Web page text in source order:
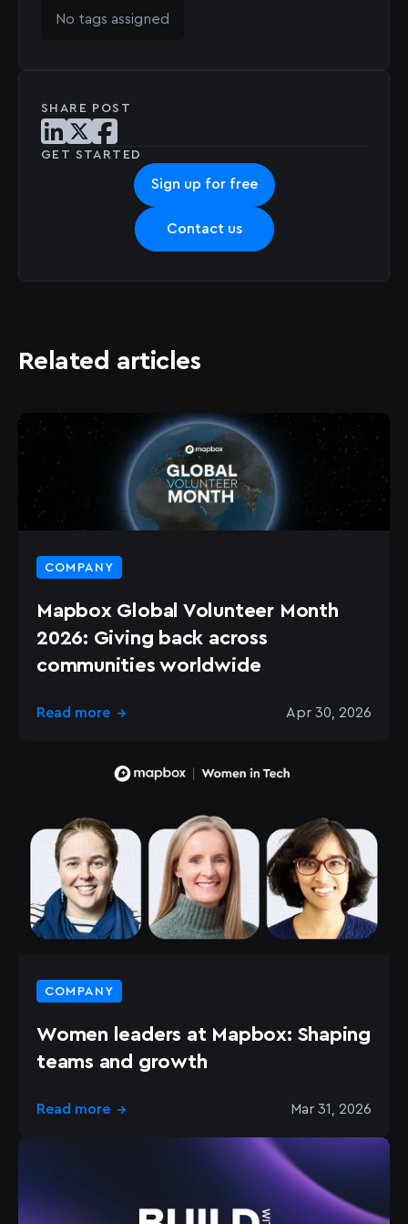
SHARE POST
Share post on LinkedIn
Share post on X
Share post on Facebook
GET STARTED
Sign up for free
Contact us
No tags assigned
Related articles
COMPANY
Mapbox Global Volunteer Month
2026: Giving back across
communities worldwide
Read more → Apr 30, 2026
COMPANY
Women leaders at Mapbox: Shaping
teams and growth
Read more → Mar 31, 2026